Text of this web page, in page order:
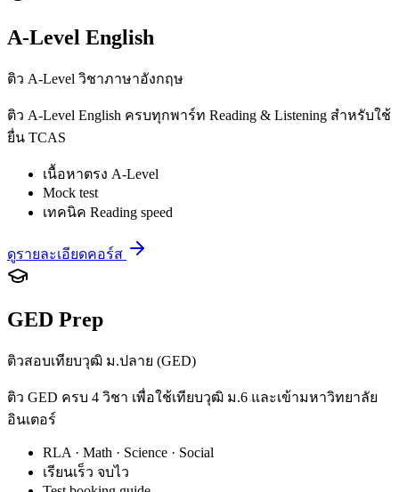
A-Level English
ติว A-Level วิชาภาษาอังกฤษ
ติว A-Level English ครบทุกพาร์ท Reading & Listening สำหรับใช้
ยื่น TCAS
เนื้อหาตรง A-Level
Mock test
เทคนิค Reading speed
ดูรายละเอียดคอร์ส
GED Prep
ติวสอบเทียบวุฒิ ม.ปลาย (GED)
ติว GED ครบ 4 วิชา เพื่อใช้เทียบวุฒิ ม.6 และเข้ามหาวิทยาลัย
อินเตอร์
RLA · Math · Science · Social
เรียนเร็ว จบไว